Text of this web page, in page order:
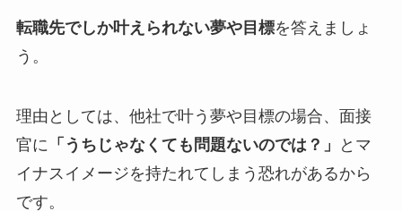
転職先でしか叶えられない夢や目標を答えましょ
う。
理由としては、他社で叶う夢や目標の場合、面接
官に 「うちじゃなくても問題ないのでは？」
とマ
イナスイメージを持たれてしまう恐れがあるから
です。